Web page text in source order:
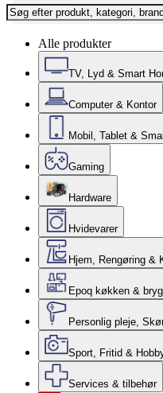
Alle produkter
TV, Lyd & Smart
Computer & Kontor
Mobil, Tablet &
Gaming
Hardware
Hvidevarer
Hjem, Rengøring &
Epoq køkken &
Personlig pleje,
Sport, Fritid &
Services & tilbehør